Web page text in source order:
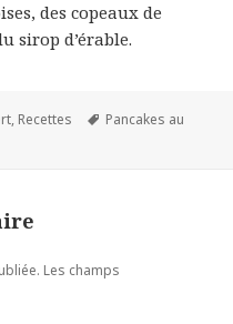
des copeaux de
sirop d’érable.
, Recettes
Mots-
Pancakes au
Les champs